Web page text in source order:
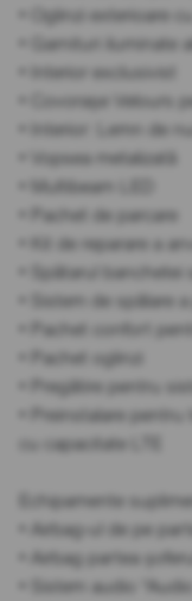
• Oglinzi exterioare
• Garnituri iluminate
• Interior exclusivist
• Covorașe Velours
• Interior: Lemn de
• Vopsea metalizată
• Multibeam LED
• Pachet de parcare
• Kit de reparare a
• Spătarul
• Sistem de spălare
• Pachet confort
• Pachet oglinzi
• Pregătire pentru
• Preinstalare
cu capacitate LTE
Echipamente
• Airbag-ul de pe
• Airbag partea
• Sistem audio